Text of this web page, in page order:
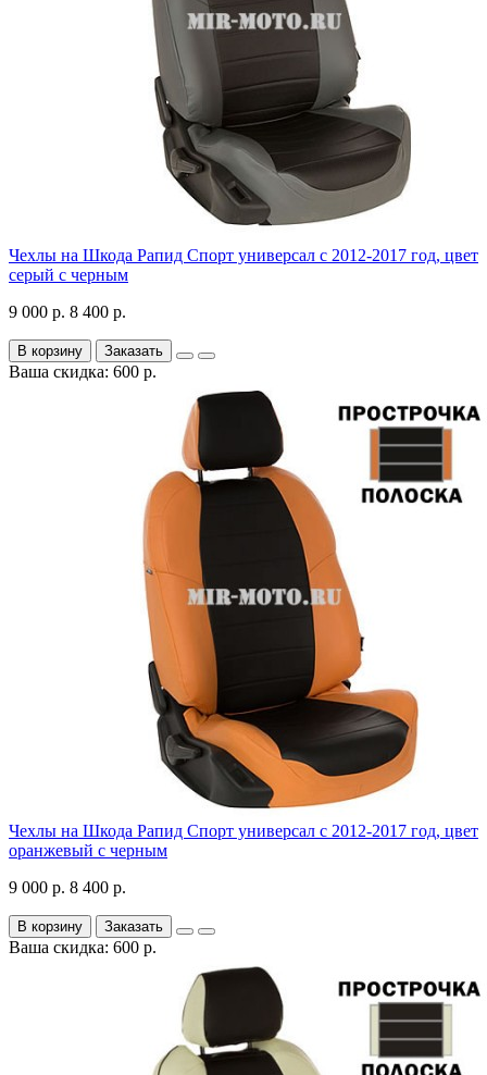
Чехлы на Шкода Рапид Спорт универсал с 2012-2017 год, цвет
серый с черным
9 000 р. 8 400 р.
В корзину Заказать
Ваша скидка: 600 р.
Чехлы на Шкода Рапид Спорт универсал с 2012-2017 год, цвет
оранжевый с черным
9 000 р. 8 400 р.
В корзину Заказать
Ваша скидка: 600 р.